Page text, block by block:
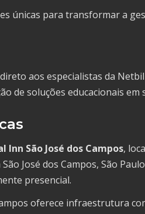
únicas para transformar a
aos especialistas da
de soluções educacionais em
Inn São José dos Campos,
José dos Campos, São
presencial.
oferece infraestrutura